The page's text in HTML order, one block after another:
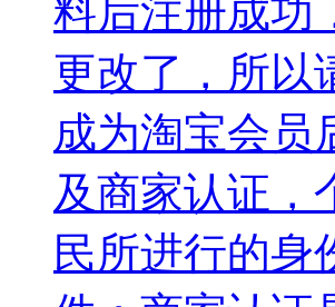
料后注册成功
更改了，所以
成为淘宝会员
及商家认证，
民所进行的身